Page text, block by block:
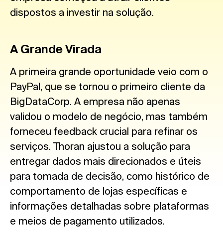
dispostos a investir na solução.
A Grande Virada
A primeira grande oportunidade veio com o
PayPal, que se tornou o primeiro cliente da
BigDataCorp. A empresa não apenas
validou o modelo de negócio, mas também
forneceu feedback crucial para refinar os
serviços. Thoran ajustou a solução para
entregar dados mais direcionados e úteis
para tomada de decisão, como histórico de
comportamento de lojas específicas e
informações detalhadas sobre plataformas
e meios de pagamento utilizados.